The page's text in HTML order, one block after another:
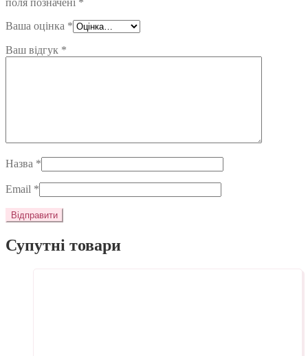
поля позначені *
Ваша оцінка *
Ваш відгук *
Назва *
Email *
Супутні товари